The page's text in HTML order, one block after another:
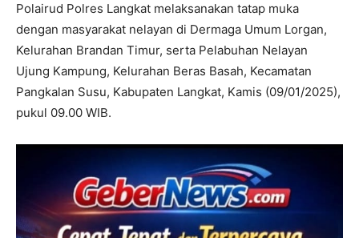
Polairud Polres Langkat melaksanakan tatap muka
dengan masyarakat nelayan di Dermaga Umum Lorgan,
Kelurahan Brandan Timur, serta Pelabuhan Nelayan
Ujung Kampung, Kelurahan Beras Basah, Kecamatan
Pangkalan Susu, Kabupaten Langkat, Kamis (09/01/2025),
pukul 09.00 WIB.